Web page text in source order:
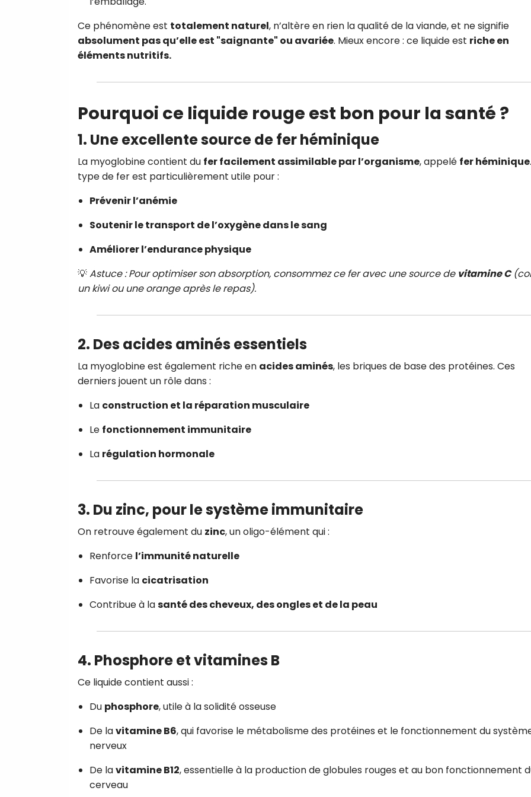
Ce phénomène est totalement naturel, n’altère en rien la qualité de la viande, et ne signifie
absolument pas qu’elle est "saignante" ou avariée. Mieux encore : ce liquide est riche en
éléments nutritifs.
Pourquoi ce liquide rouge est bon pour la santé ?
1. Une excellente source defer héminique
La myoglobine contient du fer facilement assimilable par l’organisme, appelé fer héminique
type de fer est particulièrement utile pour :
Prévenir l’anémie
Soutenir le transport de l’oxygène dans le sang
Améliorer l’endurance physique
💡Astuce : Pour optimiser son absorption, consommez ce fer avec une source de vitamine C
un kiwi ou une orange après le repas).
2. Des acides aminés essentiels
La myoglobine est également riche en acides aminés, les briques de base des protéines. Ces
derniers jouent un rôle dans :
La construction et la réparation musculaire
Le fonctionnement immunitaire
La régulation hormonale
3. Du zinc, pour le système immunitaire
On retrouve également du zinc, un oligo-élément qui :
Renforce l’immunité naturelle
Favorise la cicatrisation
Contribue à lasanté des cheveux, des ongles et de la peau
4. Phosphore et vitamines B
Ce liquide contient aussi :
Du phosphore, utile à la solidité osseuse
De lavitamine B6, qui favorise le métabolisme des protéines et le fonctionnement du
nerveux
De lavitamine B12, essentielle à la production de globules rouges et au bon fonctionnement
cerveau